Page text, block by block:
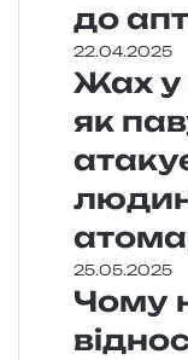
до
22.04.2025
Жах у
як
25.05.2025
Чому